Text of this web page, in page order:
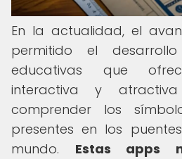
En la actualidad, el
permitido el
educativas que
interactiva y
comprender los
presentes en los
mundo. Estas apps